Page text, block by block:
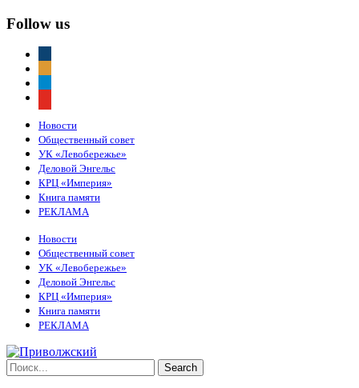
Follow us
Новости
Общественный совет
УК «Левобережье»
Деловой Энгельс
КРЦ «Империя»
Книга памяти
РЕКЛАМА
Новости
Общественный совет
УК «Левобережье»
Деловой Энгельс
КРЦ «Империя»
Книга памяти
РЕКЛАМА